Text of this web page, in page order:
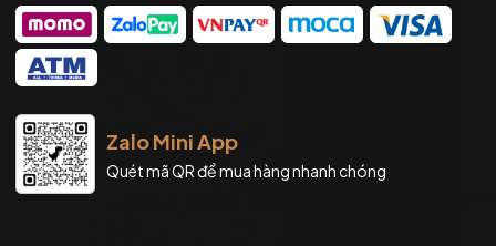
Zalo Mini App
Quét mã QR để mua hàng nhanh chóng